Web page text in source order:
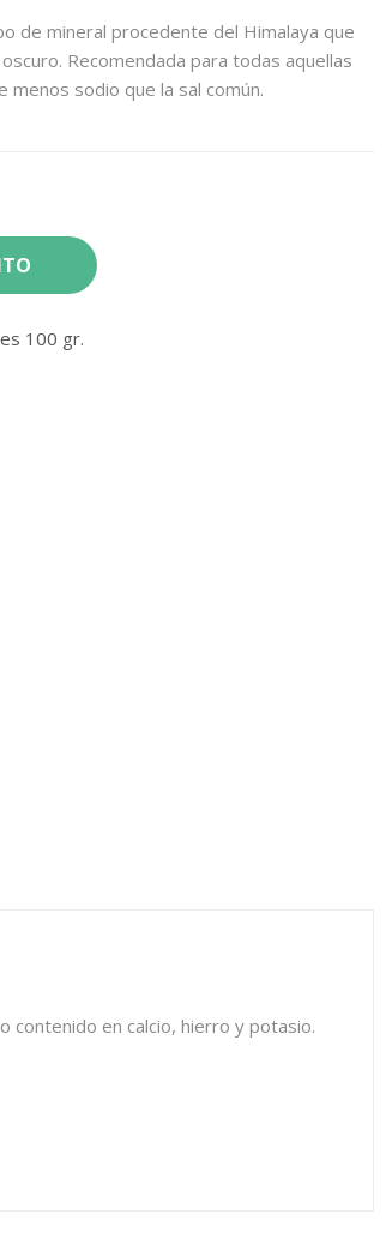
de mineral procedente del Himalaya que
Recomendada para todas aquellas
sodio que la sal común.
100 gr.
contenido en calcio, hierro y potasio.